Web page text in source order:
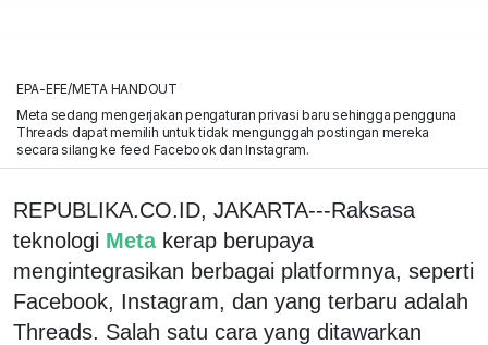
EPA-EFE/META HANDOUT
Meta sedang mengerjakan pengaturan privasi baru sehingga pengguna
Threads dapat memilih untuk tidak mengunggah postingan mereka
secara silang ke feed Facebook dan Instagram.
REPUBLIKA.CO.ID, JAKARTA---Raksasa
teknologi Meta kerap berupaya
mengintegrasikan berbagai platformnya, seperti
Facebook, Instagram, dan yang terbaru adalah
Threads. Salah satu cara yang ditawarkan